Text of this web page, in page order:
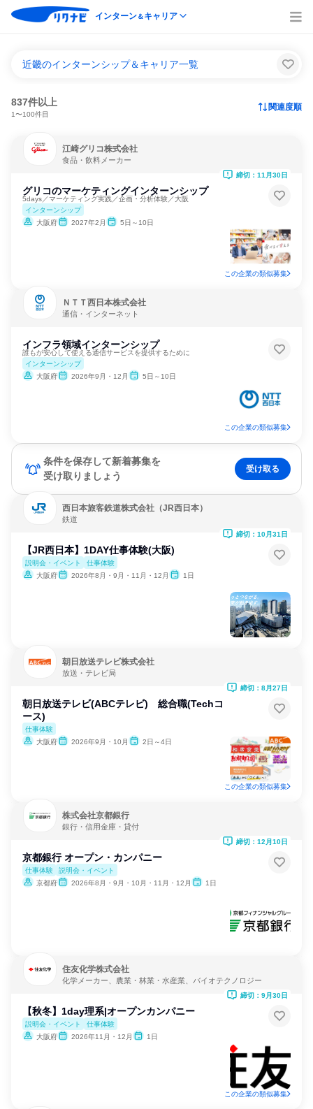
インターン＆キャリア
近畿のインターンシップ＆キャリア一覧
837件以上
1〜100件目
関連度順
江崎グリコ株式会社
食品・飲料メーカー
グリコのマーケティングインターンシップ
5days／マーケティング実践／企画・分析体験／大阪
インターンシップ
大阪府
2027年2月 5日～10日
締切：11月30日
この企業の類似募集
ＮＴＴ西日本株式会社
通信・インターネット
インフラ領域インターンシップ
誰もが安心して使える通信サービスを提供するために
インターンシップ
大阪府
2026年9月・12月 5日～10日
この企業の類似募集
条件を保存して新着募集を
受け取りましょう
受け取る
西日本旅客鉄道株式会社（JR西日本）
鉄道
【JR西日本】1DAY仕事体験(大阪)
説明会・イベント
仕事体験
大阪府
2026年8月・9月・11月・12月 1日
締切：10月31日
朝日放送テレビ株式会社
放送・テレビ局
朝日放送テレビ(ABCテレビ) 総合職(Techコ
ース)
仕事体験
大阪府
2026年9月・10月 2日～4日
締切：8月27日
この企業の類似募集
株式会社京都銀行
銀行・信用金庫・貸付
京都銀行 オープン・カンパニー
仕事体験
説明会・イベント
京都府
2026年8月・9月・10月・11月・12月 1日
締切：12月10日
住友化学株式会社
化学メーカー、農業・林業・水産業、バイオテクノロジー
【秋冬】1day理系|オープンカンパニー
説明会・イベント
仕事体験
大阪府
2026年11月・12月 1日
締切：9月30日
この企業の類似募集